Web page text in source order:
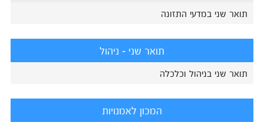
תואר שני במדעי התזונה
תואר שני - ניהול
תואר שני בניהול וכלכלה
המכון לאמנויות